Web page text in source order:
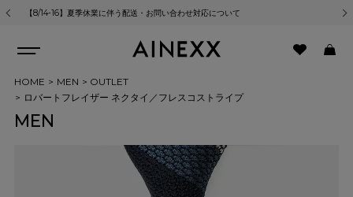
【8/14-16】夏季休業に伴う配送・お問い合わせ対応について 熊
HOME MEN
OUTLET
ロバートフレイザー ネクタイ／フレスコストライプ
MEN